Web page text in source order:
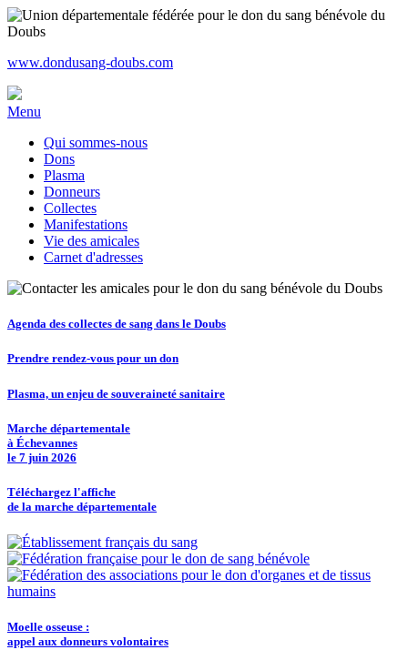
www.dondusang-doubs.com
Menu
Qui sommes-nous
Dons
Plasma
Donneurs
Collectes
Manifestations
Vie des amicales
Carnet d'adresses
Agenda des collectes de sang dans le Doubs
Prendre rendez-vous pour un don
Plasma, un enjeu de souveraineté sanitaire
Marche départementale
à Échevannes
le 7 juin 2026
Téléchargez l'affiche
de la marche départementale
Moelle osseuse :
appel aux donneurs volontaires